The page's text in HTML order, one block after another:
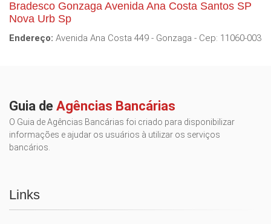
Bradesco Gonzaga Avenida Ana Costa Santos SP
Nova Urb Sp
Endereço: Avenida Ana Costa 449 - Gonzaga - Cep: 11060-003
Guia de Agências Bancárias
O Guia de Agências Bancárias foi criado para disponibilizar
informações e ajudar os usuários à utilizar os serviços
bancários.
Links